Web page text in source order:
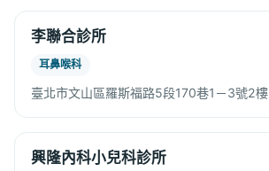
李聯合診所
耳鼻喉科
臺北市文山區羅斯福路5段170巷1－3號2樓
興隆內科小兒科診所